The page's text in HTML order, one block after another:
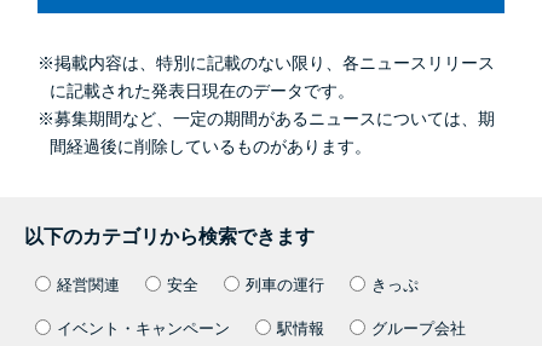
※掲載内容は、特別に記載のない限り、各ニュースリリース
に記載された発表日現在のデータです。
※募集期間など、一定の期間があるニュースについては、期
間経過後に削除しているものがあります。
以下のカテゴリから検索できます
経営関連 安全 列車の運行 きっぷ
イベント・キャンペーン 駅情報 グループ会社